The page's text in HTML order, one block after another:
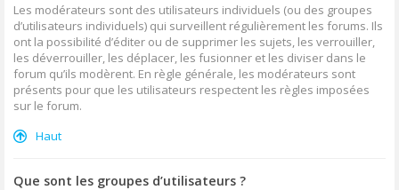
Les modérateurs sont des utilisateurs individuels (ou des groupes
d’utilisateurs individuels) qui surveillent régulièrement les forums. Ils
ont la possibilité d’éditer ou de supprimer les sujets, les verrouiller,
les déverrouiller, les déplacer, les fusionner et les diviser dans le
forum qu’ils modèrent. En règle générale, les modérateurs sont
présents pour que les utilisateurs respectent les règles imposées
sur le forum.
Haut
Que sont les groupes d’utilisateurs ?